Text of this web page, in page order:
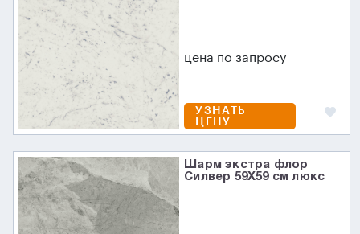
цена по запросу
УЗНАТЬ
ЦЕНУ
Шарм экстра флор
Силвер 59X59 см люкс